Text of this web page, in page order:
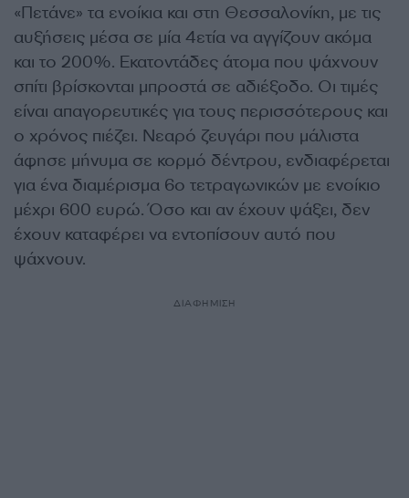
«Πετάνε» τα ενοίκια και στη Θεσσαλονίκη, με τις
αυξήσεις μέσα σε μία 4ετία να αγγίζουν ακόμα
και το 200%. Εκατοντάδες άτομα που ψάχνουν
σπίτι βρίσκονται μπροστά σε αδιέξοδο. Οι τιμές
είναι απαγορευτικές για τους περισσότερους και
ο χρόνος πιέζει. Νεαρό ζευγάρι που μάλιστα
άφησε μήνυμα σε κορμό δέντρου, ενδιαφέρεται
για ένα διαμέρισμα 6ο τετραγωνικών με ενοίκιο
μέχρι 600 ευρώ. Όσο και αν έχουν ψάξει, δεν
έχουν καταφέρει να εντοπίσουν αυτό που
ψάχνουν.
ΔΙΑΦΗΜΙΣΗ